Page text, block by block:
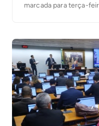
marcada para terça-